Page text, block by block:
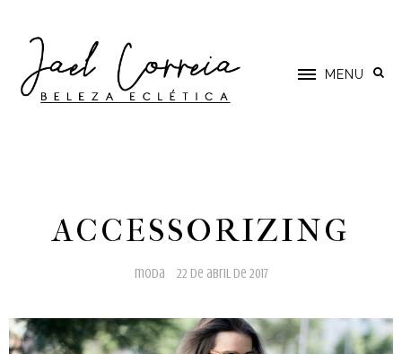
MENU
ACCESSORIZING
moda 22 de abril de 2017